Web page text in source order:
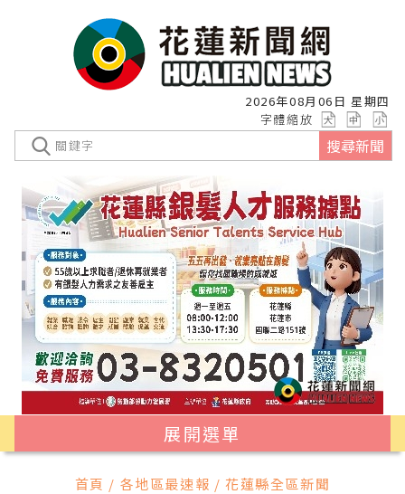
2026年08月06日 星期四
字體縮放
搜尋新聞
展開選單
首頁 / 各地區最速報 / 花蓮縣全區新聞